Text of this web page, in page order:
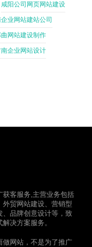
咸阳公司网页网站建设
业网站建站公司
网站建设制作
企业网站设计
获客服务,主营业务包括
外贸网站建设、营销型
、品牌创意设计等，致
决方案服务。
做网站，不是为了推广